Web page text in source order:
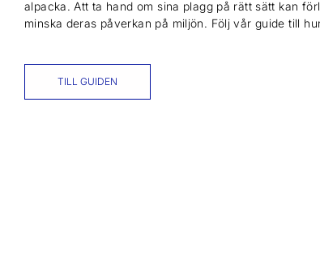
alpacka. Att ta hand om sina plagg på rätt sätt kan
minska deras påverkan på miljön. Följ vår guide till
TILL GUIDEN